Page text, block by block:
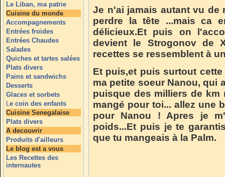
Le Liban, ma patrie
Cuisine du monde
Accompagnements
Entrées froides
Entrées Chaudes
Salades
Quiches et tartes salées
Plats divers
Pains et sandwichs
Desserts
Glaces et sorbets
Le coin des enfants
Cuisine Senegalaise
Plats divers
A decouvrir
Produits d'ailleurs
Le blog est a vous
Les Recettes des
internautes
Je n'ai jamais autant vu de
perdre la tête ...mais ca
délicieux.Et puis on
devient le Strogonov de
recettes se ressemblent à
Et puis,et puis surtout
ma petite soeur Nanou, qui
puisque des milliers de km
mangé pour toi... allez une
pour Nanou ! Apres je
poids...Et puis je te
que tu mangeais à la Palm.